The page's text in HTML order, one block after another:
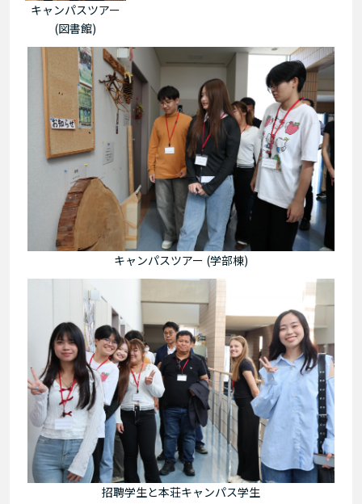
キャンパスツアー
(図書館)
キャンパスツアー (学部棟)
招聘学生と本荘キャンパス学生